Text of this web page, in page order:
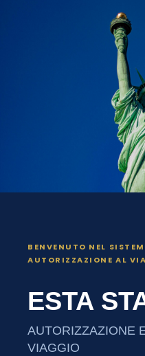
BENVENUTO NEL
AUTORIZZAZIONE AL
ESTA
AUTORIZZAZIONE
VIAGGIO